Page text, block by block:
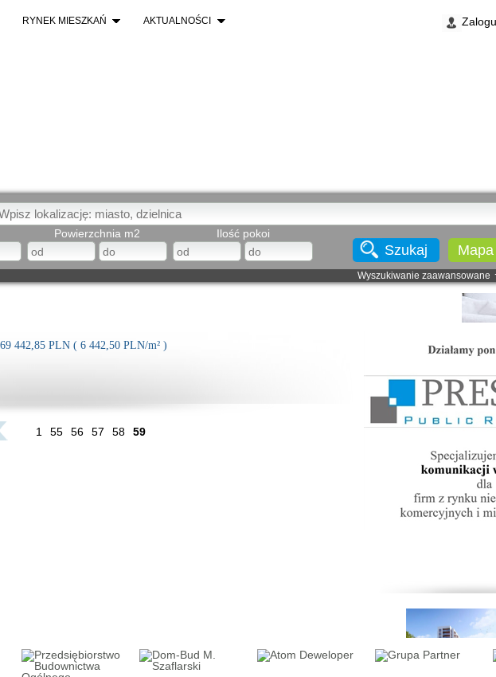
RYNEK MIESZKAŃ AKTUALNOŚCI
Powierzchnia m2 Ilość pokoi
Mapa
Wyszukiwanie zaawansowane
Szukaj
442,85 PLN ( 6 442,50 PLN/m² )
1 55 56 57 58 59
Gdańsk
Warszawski
Warszawa
Moja Północna